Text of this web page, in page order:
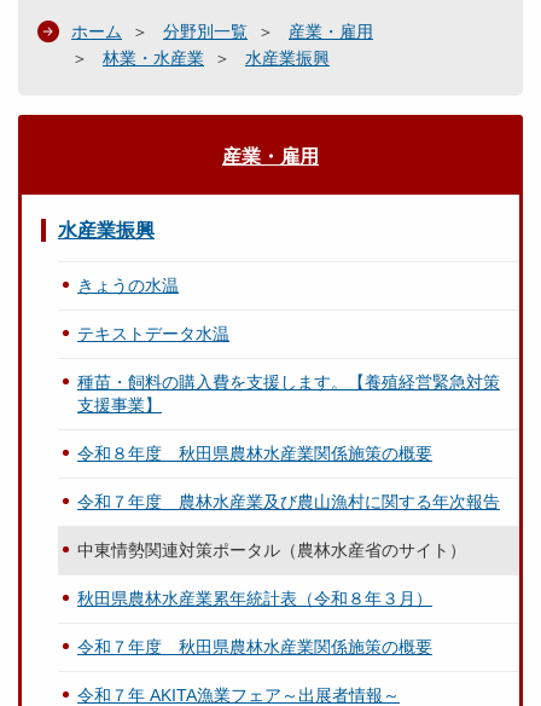
ホーム 分野別一覧
産業・雇用
林業・水産業
水産業振興
産業・雇用
水産業振興
きょうの水温
テキストデータ水温
種苗・飼料の購入費を支援します。【養殖経営緊急対策
支援事業】
令和８年度 秋田県農林水産業関係施策の概要
令和７年度 農林水産業及び農山漁村に関する年次報告
中東情勢関連対策ポータル（農林水産省のサイト）
秋田県農林水産業累年統計表（令和８年３月）
令和７年度 秋田県農林水産業関係施策の概要
令和７年 AKITA漁業フェア～出展者情報～